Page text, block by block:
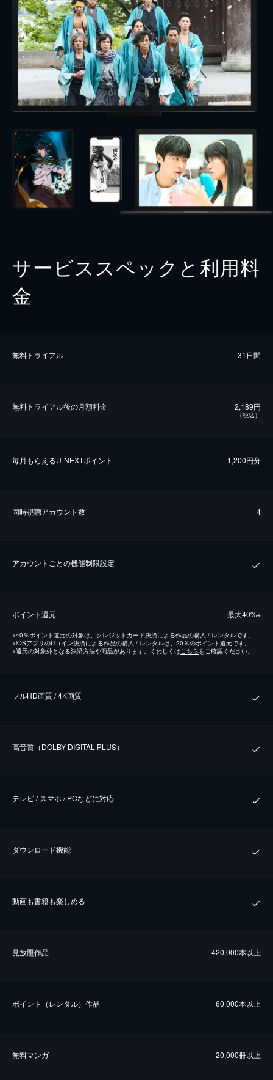
サービススペックと利用料
金
無料トライアル 31日間
無料トライアル後の⽉額料金 2,189円
（税込）
毎⽉もらえるU-NEXTポイント 1,200円分
同時視聴アカウント数 4
アカウントごとの機能制限設定
ポイント還元 最⼤40%※
※40％ポイント還元の対象は、クレジットカード決済による作品の購入 / レンタルです。
※iOSアプリのUコイン決済による作品の購入 / レンタルは、20％のポイント還元です。
※還元の対象外となる決済方法や商品があります。くわしくはこちらをご確認ください。
フルHD画質 / 4K画質
⾼⾳質（DOLBY DIGITAL PLUS）
テレビ / スマホ / PCなどに対応
ダウンロード機能
動画も書籍も楽しめる
⾒放題作品 420,000本以上
ポイント（レンタル）作品 60,000本以上
無料マンガ 20,000冊以上